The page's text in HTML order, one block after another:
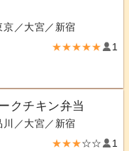
京／大宮／新宿
★★★★★ 1
クチキン弁当
川／大宮／新宿
★★★☆☆ 1